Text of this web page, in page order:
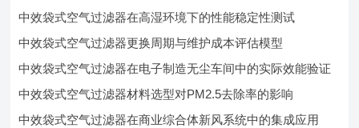
中效袋式空气过滤器在高湿环境下的性能稳定性测试
中效袋式空气过滤器更换周期与维护成本评估模型
中效袋式空气过滤器在电子制造无尘车间中的实际效能验证
中效袋式空气过滤器材料选型对PM2.5去除率的影响
中效袋式空气过滤器在商业综合体新风系统中的集成应用